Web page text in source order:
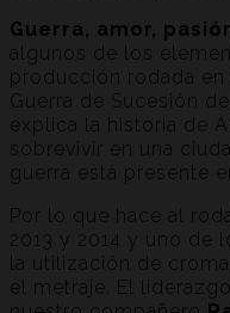
Guerra, amor,
algunos de los
producción rodada en
Guerra de Sucesión
explica la historia de
sobrevivir en una
guerra está presente
Por lo que hace al
2013 y 2014 y uno de
la utilización de
el metraje. El